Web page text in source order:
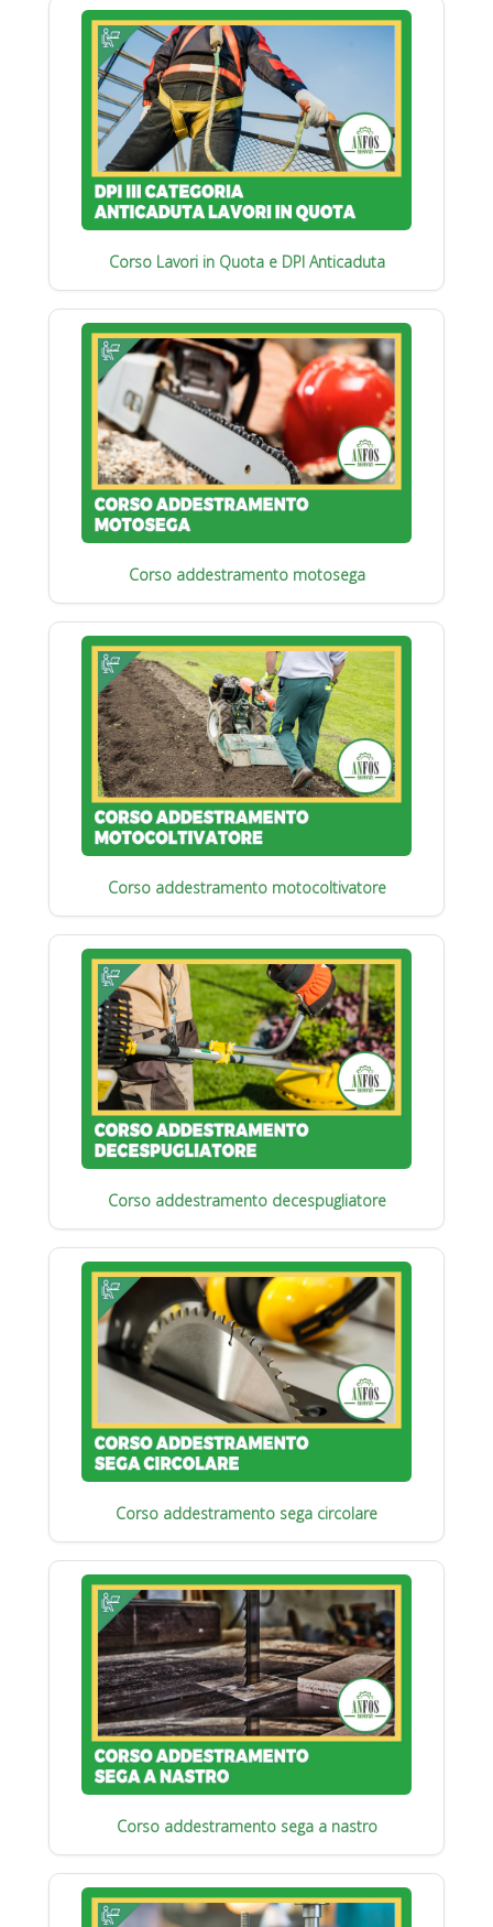
Corso Lavori in Quota e DPI Anticaduta
Corso addestramento motosega
Corso addestramento motocoltivatore
Corso addestramento decespugliatore
Corso addestramento sega circolare
Corso addestramento sega a nastro